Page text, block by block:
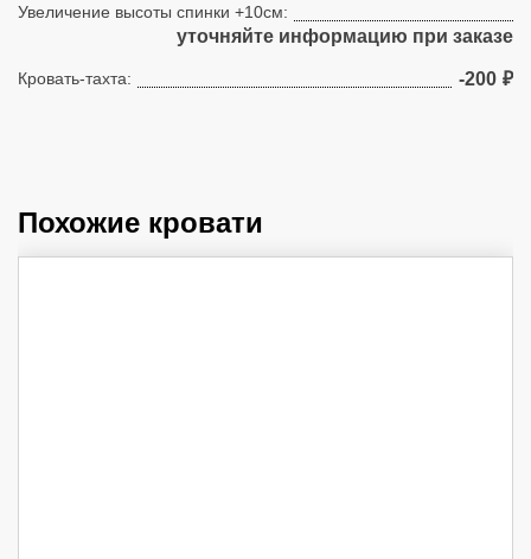
Увеличение высоты спинки +10см:
уточняйте информацию при заказе
Кровать-тахта: -200 ₽
Похожие кровати